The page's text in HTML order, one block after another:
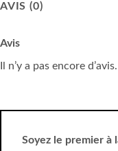
AVIS (0)
Avis
Il n’y a pas encore d’avis.
Soyez le premier à